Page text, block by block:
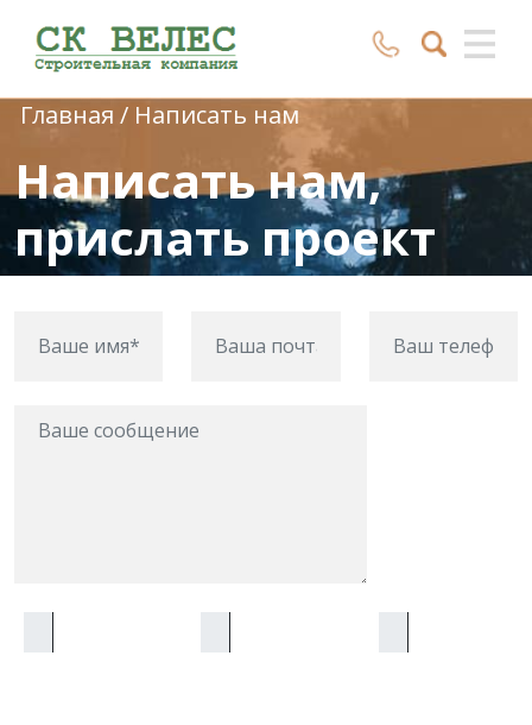
Главная / Написать нам
Написать нам,
прислать проект